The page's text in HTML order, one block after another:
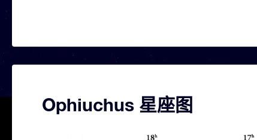
Ophiuchus 星座图